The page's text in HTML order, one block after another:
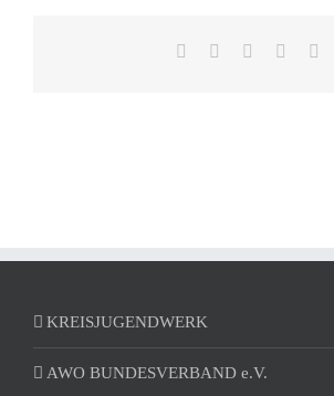
Facebook
Reddit LinkedIn
KREISJUGENDWERK
AWO BUNDESVERBAND e.V.